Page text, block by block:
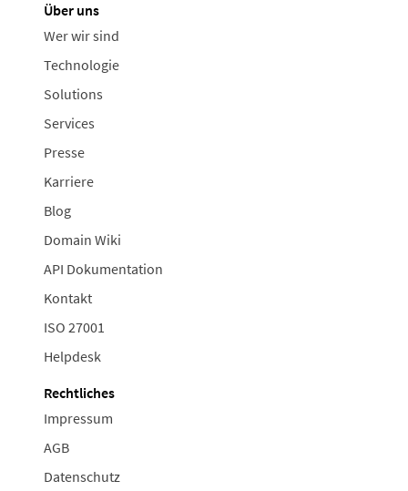
Über uns
Wer wir sind
Technologie
Solutions
Services
Presse
Karriere
Blog
Domain Wiki
API Dokumentation
Kontakt
ISO 27001
Helpdesk
Rechtliches
Impressum
AGB
Datenschutz